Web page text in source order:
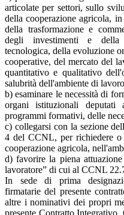
articolate per settori, sullo
della cooperazione agricola,
della trasformazione e
degli investimenti e della
tecnologica, della evoluzione
cooperative, del mercato del
quantitativo e qualitativo
salubrità dell'ambiente di
b) esaminare le necessità di
organi istituzionali
programmi formativi, delle
c) collegarsi con la sezione
4 del CCNL, per richiedere o
cooperazione agricola,
d) favorire la piena
lavoratore” di cui al CCNL
In sede di prima
firmatarie del presente
altre i nominativi dei propri
presente Contratto